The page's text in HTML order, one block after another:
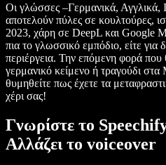
Οι γλώσσες –Γερμανικά, Αγγλικά,
αποτελούν πύλες σε κουλτούρες,
2023, χάρη σε DeepL και Google
πια το γλωσσικό εμπόδιο, είτε για
περιέργεια. Την επόμενη φορά που
γερμανικό κείμενο ή τραγούδι
θυμηθείτε πως έχετε τα
χέρι σας!
Γνωρίστε το
Αλλάζει το voiceover